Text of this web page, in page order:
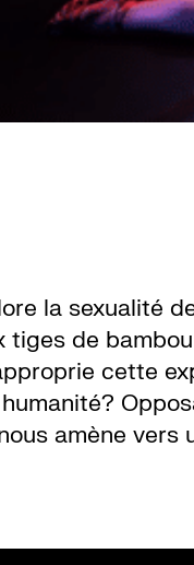
la sexualité
tiges de
cette
amène vers